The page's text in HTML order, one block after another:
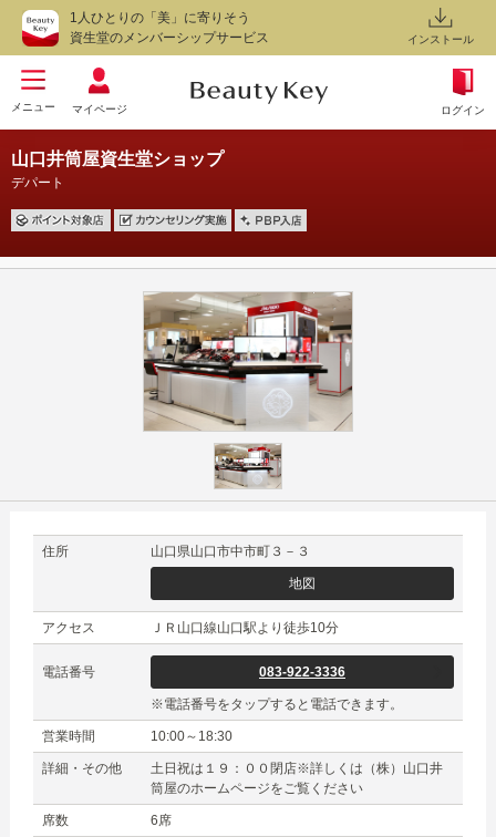
1人ひとりの「美」に寄りそう
資生堂のメンバーシップサービス
インストール
メニュー マイページ ログイン
山口井筒屋資生堂ショップ
デパート
住所 山口県山口市中市町３－３
地図
アクセス ＪＲ山口線山口駅より徒歩10分
電話番号 083-922-3336
※電話番号をタップすると電話できます。
営業時間 10:00～18:30
詳細・その他
土日祝は１９：００閉店※詳しくは（株）山口井
筒屋のホームページをご覧ください
席数 6席